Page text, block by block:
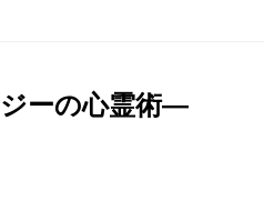
ーの心霊術―